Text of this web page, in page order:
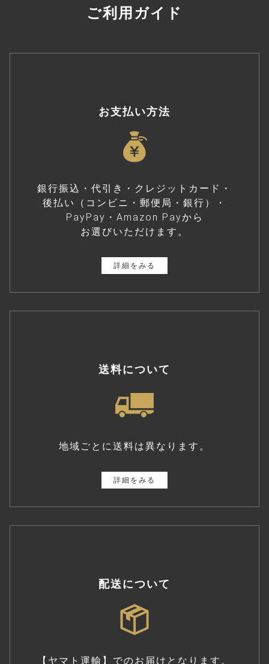
ご利用ガイド
お支払い方法
銀行振込・代引き・クレジットカード・
後払い（コンビニ・郵便局・銀行）・
PayPay・Amazon Payから
お選びいただけます。
詳細をみる
送料について
地域ごとに送料は異なります。
詳細をみる
配送について
【ヤマト運輸】でのお届けとなります。